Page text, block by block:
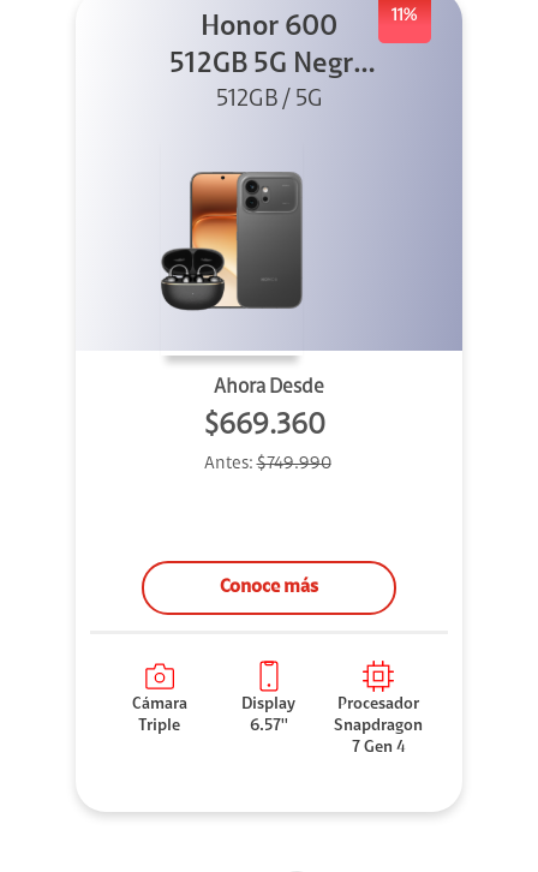
11%
Honor 600
512GB 5G Negro
+ Clip 2
512GB / 5G
Ahora Desde
$669.360
Antes:$749.990
Conoce más
Cámara
Triple
Display
6.57''
Procesador
Snapdragon
7 Gen 4